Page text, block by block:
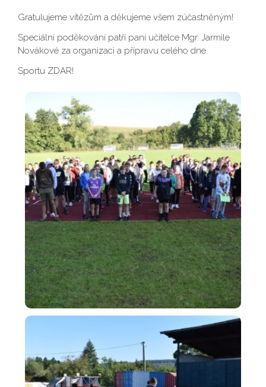
Gratulujeme vítězům a děkujeme všem zúčastněným!
Speciální poděkování patří paní učitelce Mgr. Jarmile
Novákové za organizaci a přípravu celého dne.
Sportu ZDAR!